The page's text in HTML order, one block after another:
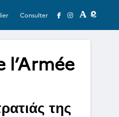
Consulter
l’Armée
της